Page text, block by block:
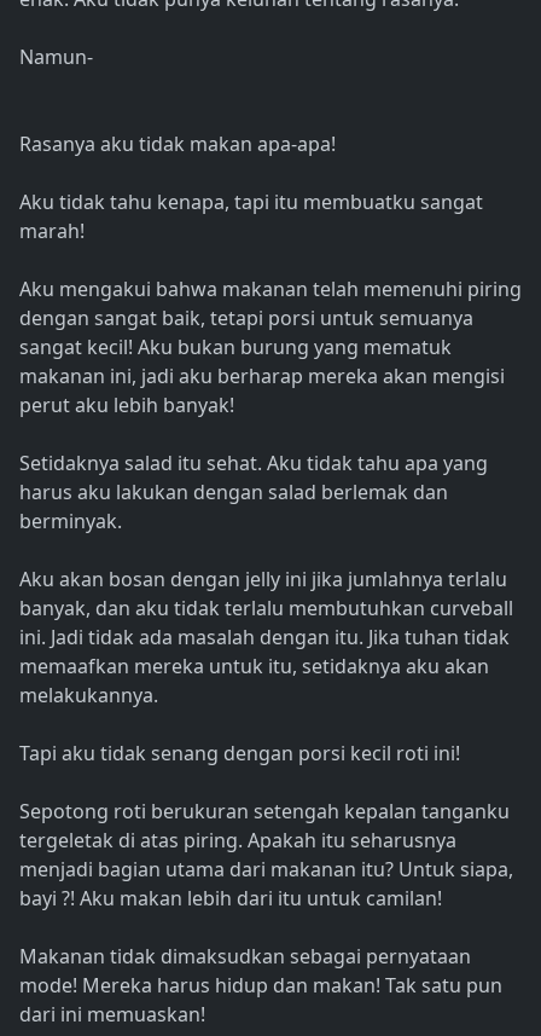
Namun-
Rasanya aku tidak makan apa-apa!
Aku tidak tahu kenapa, tapi itu membuatku sangat
marah!
Aku mengakui bahwa makanan telah memenuhi piring
dengan sangat baik, tetapi porsi untuk semuanya
sangat kecil! Aku bukan burung yang mematuk
makanan ini, jadi aku berharap mereka akan mengisi
perut aku lebih banyak!
Setidaknya salad itu sehat. Aku tidak tahu apa yang
harus aku lakukan dengan salad berlemak dan
berminyak.
Aku akan bosan dengan jelly ini jika jumlahnya terlalu
banyak, dan aku tidak terlalu membutuhkan curveball
ini. Jadi tidak ada masalah dengan itu. Jika tuhan tidak
memaafkan mereka untuk itu, setidaknya aku akan
melakukannya.
Tapi aku tidak senang dengan porsi kecil roti ini!
Sepotong roti berukuran setengah kepalan tanganku
tergeletak di atas piring. Apakah itu seharusnya
menjadi bagian utama dari makanan itu? Untuk siapa,
bayi ?! Aku makan lebih dari itu untuk camilan!
Makanan tidak dimaksudkan sebagai pernyataan
mode! Mereka harus hidup dan makan! Tak satu pun
dari ini memuaskan!